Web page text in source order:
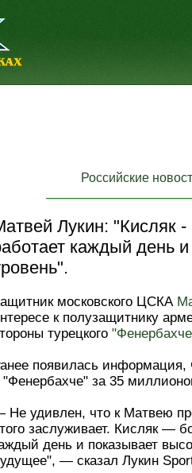
Российские
Лукин: "Кисляк
каждый день
московского ЦСКА
к полузащитнику
турецкого
появилась информация,
"Фенербахче" за 35
Не удивлен, что к Матвею
заслуживает. Кисляк —
день и показывает
— сказал Лукин